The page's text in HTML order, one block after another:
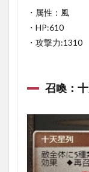
最強
の使
い手
たち
効果
入手
方法
2.1
・属性：風
・HP:610
・攻撃力:1310
召喚：